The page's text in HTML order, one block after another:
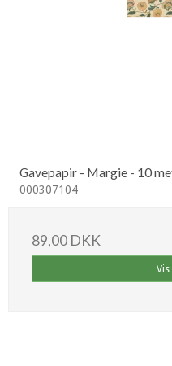
Gavepapir - Margie - 10
000307104
89,00 DKK